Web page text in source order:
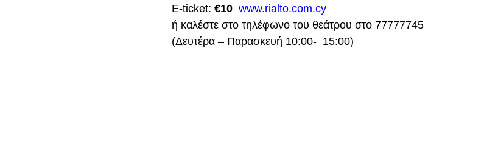
E-ticket: €10 www.rialto.com.cy
ή καλέστε στο τηλέφωνο του θεάτρου στο 77777745
(Δευτέρα – Παρασκευή 10:00-  15:00)